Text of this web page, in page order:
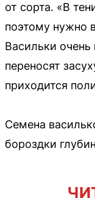
от сорта. «В
поэтому нужно
Васильки
переносят
приходится
Семена
бороздки